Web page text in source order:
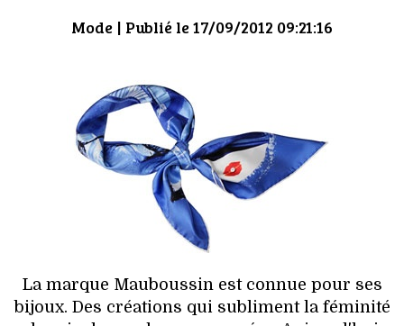
DÉFILÉS
CULTURE
HIGH TECH
MAISON
AUTO
LIEUX TENDANCES
Mode | Publié le 17/09/2012 09:21:16
La marque Mauboussin est connue pour ses
bijoux. Des créations qui subliment la féminité